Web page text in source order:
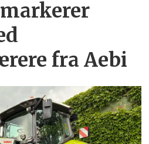
fra Aebi